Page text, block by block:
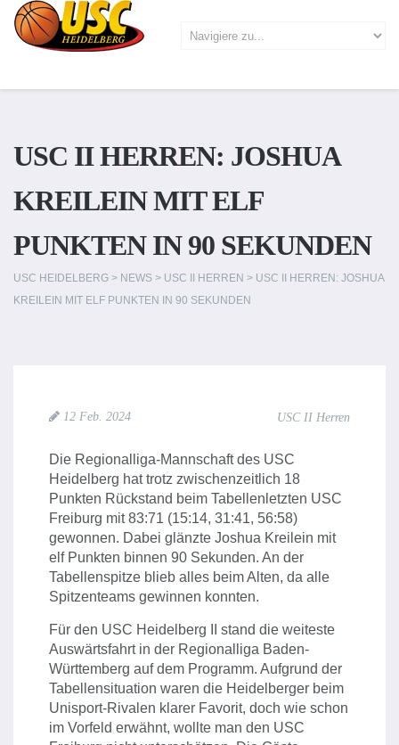
USC II HERREN: JOSHUA
KREILEIN MIT ELF
PUNKTEN IN 90 SEKUNDEN
USC HEIDELBERG > NEWS > USC II HERREN > USC II HERREN: JOSHUA
KREILEIN MIT ELF PUNKTEN IN 90 SEKUNDEN
12 Feb. 2024 USC II Herren
Die Regionalliga-Mannschaft des USC
Heidelberg hat trotz zwischenzeitlich 18
Punkten Rückstand beim Tabellenletzten USC
Freiburg mit 83:71 (15:14, 31:41, 56:58)
gewonnen. Dabei glänzte Joshua Kreilein mit
elf Punkten binnen 90 Sekunden. An der
Tabellenspitze blieb alles beim Alten, da alle
Spitzenteams gewinnen konnten.
Für den USC Heidelberg II stand die weiteste
Auswärtsfahrt in der Regionalliga Baden-
Württemberg auf dem Programm. Aufgrund der
Tabellensituation waren die Heidelberger beim
Unisport-Rivalen klarer Favorit, doch wie schon
im Vorfeld erwähnt, wollte man den USC